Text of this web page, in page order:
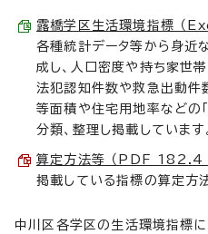
露橋学区生活環境指標 （
各種統計データ等から身近
成し、人口密度や持ち家世帯
法犯認知件数や救急出動件
等面積や住宅用地率などの
分類、整理し掲載しています
算定方法等 （PDF 182.4
掲載している指標の算定方
中川区各学区の生活環境指標